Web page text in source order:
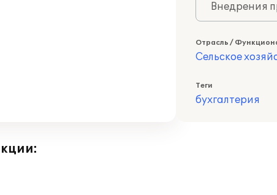
Внедрения
Отрасль /
Сельское
Теги
бухгалтерия